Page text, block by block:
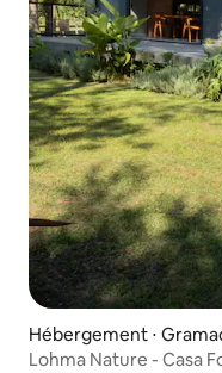
Hébergement ⋅
Lohma Nature - Casa